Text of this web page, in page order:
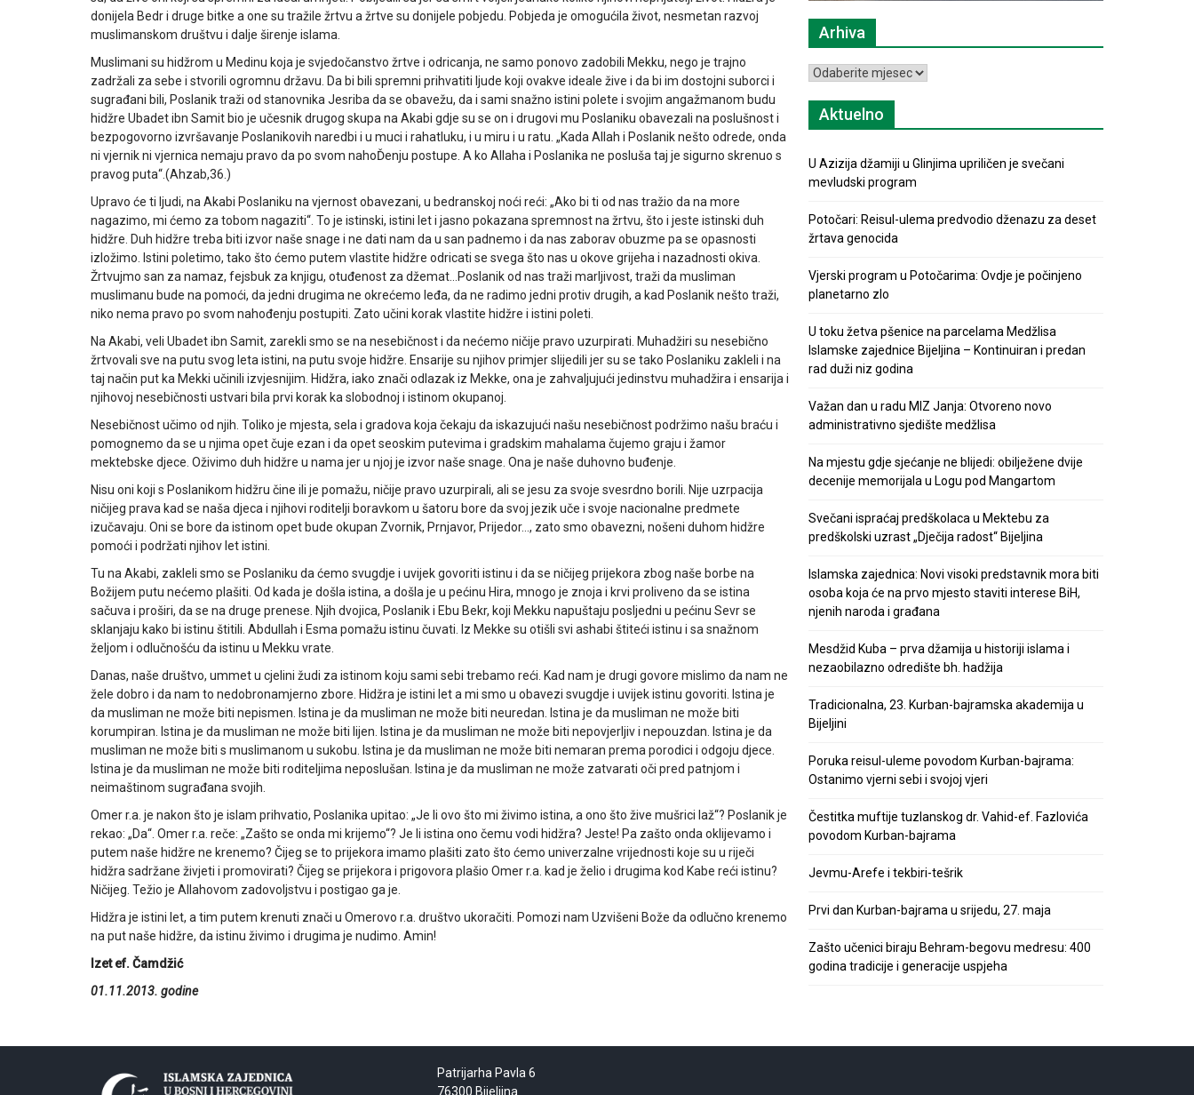
donijela Bedr i druge bitke a one su tražile žrtvu a žrtve su donijele pobjedu. Pobjeda je omogućila život, nesmetan razvoj
muslimanskom društvu i dalje širenje islama.
Muslimani su hidžrom u Medinu koja je svjedočanstvo žrtve i odricanja, ne samo ponovo zadobili Mekku, nego je trajno
zadržali za sebe i stvorili ogromnu državu. Da bi bili spremni prihvatiti ljude koji ovakve ideale žive i da bi im dostojni suborci i
sugrađani bili, Poslanik traži od stanovnika Jesriba da se obavežu, da i sami snažno istini polete i svojim angažmanom budu
hidžre Ubadet ibn Samit bio je učesnik drugog skupa na Akabi gdje su se on i drugovi mu Poslaniku obavezali na poslušnost i
bezpogovorno izvršavanje Poslanikovih naredbi i u muci i rahatluku, i u miru i u ratu. „Kada Allah i Poslanik nešto odrede, onda
ni vjernik ni vjernica nemaju pravo da po svom nahoĎenju postupe. A ko Allaha i Poslanika ne posluša taj je sigurno skrenuo s
pravog puta“.(Ahzab,36.)
Upravo će ti ljudi, na Akabi Poslaniku na vjernost obavezani, u bedranskoj noći reći: „Ako bi ti od nas tražio da na more
nagazimo, mi ćemo za tobom nagaziti“. To je istinski, istini let i jasno pokazana spremnost na žrtvu, što i jeste istinski duh
hidžre. Duh hidžre treba biti izvor naše snage i ne dati nam da u san padnemo i da nas zaborav obuzme pa se opasnosti
izložimo. Istini poletimo, tako što ćemo putem vlastite hidžre odricati se svega što nas u okove grijeha i nazadnosti okiva.
Žrtvujmo san za namaz, fejsbuk za knjigu, otuđenost za džemat…Poslanik od nas traži marljivost, traži da musliman
muslimanu bude na pomoći, da jedni drugima ne okrećemo leđa, da ne radimo jedni protiv drugih, a kad Poslanik nešto traži,
niko nema pravo po svom nahođenju postupiti. Zato učini korak vlastite hidžre i istini poleti.
Na Akabi, veli Ubadet ibn Samit, zarekli smo se na nesebičnost i da nećemo ničije pravo uzurpirati. Muhadžiri su nesebično
žrtvovali sve na putu svog leta istini, na putu svoje hidžre. Ensarije su njihov primjer slijedili jer su se tako Poslaniku zakleli i na
taj način put ka Mekki učinili izvjesnijim. Hidžra, iako znači odlazak iz Mekke, ona je zahvaljujući jedinstvu muhadžira i ensarija i
njihovoj nesebičnosti ustvari bila prvi korak ka slobodnoj i istinom okupanoj.
Nesebičnost učimo od njih. Toliko je mjesta, sela i gradova koja čekaju da iskazujući našu nesebičnost podržimo našu braću i
pomognemo da se u njima opet čuje ezan i da opet seoskim putevima i gradskim mahalama čujemo graju i žamor
mektebske djece. Oživimo duh hidžre u nama jer u njoj je izvor naše snage. Ona je naše duhovno buđenje.
Nisu oni koji s Poslanikom hidžru čine ili je pomažu, ničije pravo uzurpirali, ali se jesu za svoje svesrdno borili. Nije uzrpacija
ničijeg prava kad se naša djeca i njihovi roditelji boravkom u šatoru bore da svoj jezik uče i svoje nacionalne predmete
izučavaju. Oni se bore da istinom opet bude okupan Zvornik, Prnjavor, Prijedor…, zato smo obavezni, nošeni duhom hidžre
pomoći i podržati njihov let istini.
Tu na Akabi, zakleli smo se Poslaniku da ćemo svugdje i uvijek govoriti istinu i da se ničijeg prijekora zbog naše borbe na
Božijem putu nećemo plašiti. Od kada je došla istina, a došla je u pećinu Hira, mnogo je znoja i krvi proliveno da se istina
sačuva i proširi, da se na druge prenese. Njih dvojica, Poslanik i Ebu Bekr, koji Mekku napuštaju posljedni u pećinu Sevr se
sklanjaju kako bi istinu štitili. Abdullah i Esma pomažu istinu čuvati. Iz Mekke su otišli svi ashabi štiteći istinu i sa snažnom
željom i odlučnošću da istinu u Mekku vrate.
Danas, naše društvo, ummet u cjelini žudi za istinom koju sami sebi trebamo reći. Kad nam je drugi govore mislimo da nam ne
žele dobro i da nam to nedobronamjerno zbore. Hidžra je istini let a mi smo u obavezi svugdje i uvijek istinu govoriti. Istina je
da musliman ne može biti nepismen. Istina je da musliman ne može biti neuredan. Istina je da musliman ne može biti
korumpiran. Istina je da musliman ne može biti lijen. Istina je da musliman ne može biti nepovjerljiv i nepouzdan. Istina je da
musliman ne može biti s muslimanom u sukobu. Istina je da musliman ne može biti nemaran prema porodici i odgoju djece.
Istina je da musliman ne može biti roditeljima neposlušan. Istina je da musliman ne može zatvarati oči pred patnjom i
neimaštinom sugrađana svojih.
Omer r.a. je nakon što je islam prihvatio, Poslanika upitao: „Je li ovo što mi živimo istina, a ono što žive mušrici laž“? Poslanik je
rekao: „Da“. Omer r.a. reče: „Zašto se onda mi krijemo“? Je li istina ono čemu vodi hidžra? Jeste! Pa zašto onda oklijevamo i
putem naše hidžre ne krenemo? Čijeg se to prijekora imamo plašiti zato što ćemo univerzalne vrijednosti koje su u riječi
hidžra sadržane živjeti i promovirati? Čijeg se prijekora i prigovora plašio Omer r.a. kad je želio i drugima kod Kabe reći istinu?
Ničijeg. Težio je Allahovom zadovoljstvu i postigao ga je.
Hidžra je istini let, a tim putem krenuti znači u Omerovo r.a. društvo ukoračiti. Pomozi nam Uzvišeni Bože da odlučno krenemo
na put naše hidžre, da istinu živimo i drugima je nudimo. Amin!
Izet ef. Čamdžić
01.11.2013. godine
Arhiva
Arhiva
Aktuelno
U Azizija džamiji u Glinjima upriličen je svečani
mevludski program
Potočari: Reisul-ulema predvodio dženazu za deset
žrtava genocida
Vjerski program u Potočarima: Ovdje je počinjeno
planetarno zlo
U toku žetva pšenice na parcelama Medžlisa
Islamske zajednice Bijeljina – Kontinuiran i predan
rad duži niz godina
Važan dan u radu MIZ Janja: Otvoreno novo
administrativno sjedište medžlisa
Na mjestu gdje sjećanje ne blijedi: obilježene dvije
decenije memorijala u Logu pod Mangartom
Svečani ispraćaj predškolaca u Mektebu za
predškolski uzrast „Dječija radost“ Bijeljina
Islamska zajednica: Novi visoki predstavnik mora biti
osoba koja će na prvo mjesto staviti interese BiH,
njenih naroda i građana
Mesdžid Kuba – prva džamija u historiji islama i
nezaobilazno odredište bh. hadžija
Tradicionalna, 23. Kurban-bajramska akademija u
Bijeljini
Poruka reisul-uleme povodom Kurban-bajrama:
Ostanimo vjerni sebi i svojoj vjeri
Čestitka muftije tuzlanskog dr. Vahid-ef. Fazlovića
povodom Kurban-bajrama
Jevmu-Arefe i tekbiri-tešrik
Prvi dan Kurban-bajrama u srijedu, 27. maja
Zašto učenici biraju Behram-begovu medresu: 400
godina tradicije i generacije uspjeha
Patrijarha Pavla 6
76300 Bijeljina